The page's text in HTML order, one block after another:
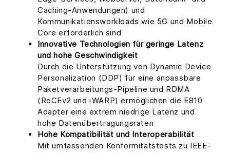
Caching-Anwendungen) und
Kommunikationsworkloads wie 5G und Mobile
Core erforderlich sind
Innovative Technologien für geringe Latenz
und hohe Geschwindigkeit
Durch die Unterstützung von Dynamic Device
Personalization (DDP) für eine anpassbare
Paketverarbeitungs-Pipeline und RDMA
(RoCEv2 und iWARP) ermöglichen die E810
Adapter eine extrem niedrige Latenz und
hohe Datenübertragungsraten
Hohe Kompatibilität und Interoperabilität
Mit umfassenden Konformitätstests zu IEEE-